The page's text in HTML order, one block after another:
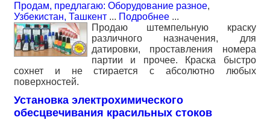
Продам, предлагаю: Оборудование разное,
Узбекистан, Ташкент ... Подробнее ...
Продаю штемпельную краску
различного назначения, для
датировки, проставления номера
партии и прочее. Краска быстро
сохнет и не стирается с абсолютно любых
поверхностей.
Установка электрохимического
обесцвечивания красильных стоков